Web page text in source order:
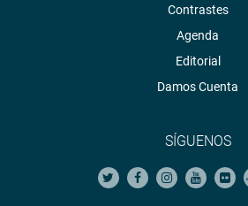
Contrastes
Agenda
Editorial
Damos Cuenta
SÍGUENOS